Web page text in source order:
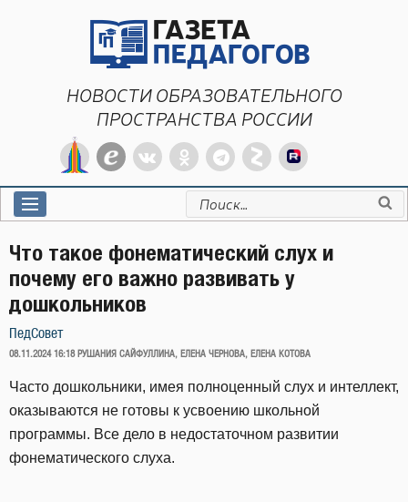
НОВОСТИ ОБРАЗОВАТЕЛЬНОГО
ПРОСТРАНСТВА РОССИИ
Искать:
Что такое фонематический слух и
почему его важно развивать у
дошкольников
ПедСовет
ОПУБЛИКОВАНО
08.11.2024 16:18 РУШАНИЯ САЙФУЛЛИНА, ЕЛЕНА ЧЕРНОВА, ЕЛЕНА КОТОВА
Часто дошкольники, имея полноценный слух и интеллект,
оказываются не готовы к усвоению школьной
программы. Все дело в недостаточном развитии
фонематического слуха.